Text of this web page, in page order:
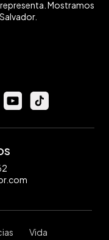
Mostramos
Vida